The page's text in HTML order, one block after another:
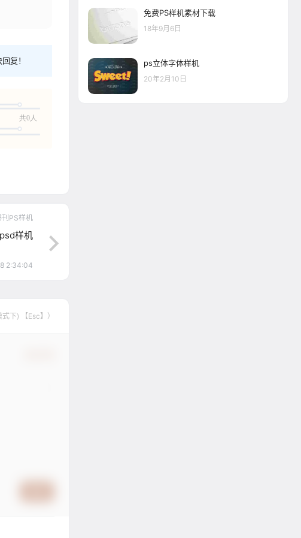
复！
共0人
刊PS样机
样机
2:34:04
下) 【Esc】）
免费PS样机素材下载
18年9月6日
ps立体字体样机
20年2月10日